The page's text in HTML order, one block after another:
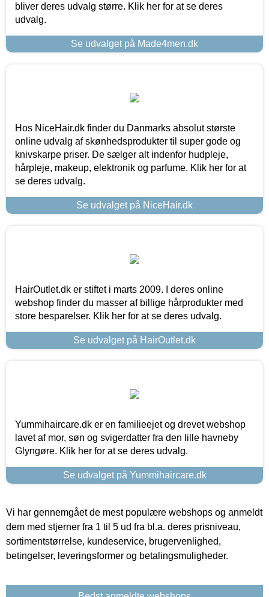
bliver deres udvalg større. Klik her for at se deres
udvalg.
Se udvalget på Made4men.dk
Hos NiceHair.dk finder du Danmarks absolut største
online udvalg af skønhedsprodukter til super gode og
knivskarpe priser. De sælger alt indenfor hudpleje,
hårpleje, makeup, elektronik og parfume. Klik her for at
se deres udvalg.
Se udvalget på NiceHair.dk
HairOutlet.dk er stiftet i marts 2009. I deres online
webshop finder du masser af billige hårprodukter med
store besparelser. Klik her for at se deres udvalg.
Se udvalget på HairOutlet.dk
Yummihaircare.dk er en familieejet og drevet webshop
lavet af mor, søn og svigerdatter fra den lille havneby
Glyngøre. Klik her for at se deres udvalg.
Se udvalget på Yummihaircare.dk
Vi har gennemgået de mest populære webshops og anmeldt
dem med stjerner fra 1 til 5 ud fra bl.a. deres prisniveau,
sortimentstørrelse, kundeservice, brugervenlighed,
betingelser, leveringsformer og betalingsmuligheder.